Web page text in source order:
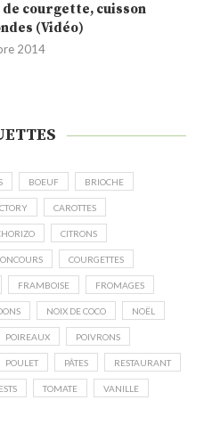
courgette, cuisson
(Vidéo)
2014
BOEUF BRIOCHE
CAROTTES
CITRONS
COURGETTES
FRAMBOISE FROMAGES
NOIX DE COCO NOËL
POIREAUX POIVRONS
POULET PÂTES RESTAURANT
TOMATE VANILLE